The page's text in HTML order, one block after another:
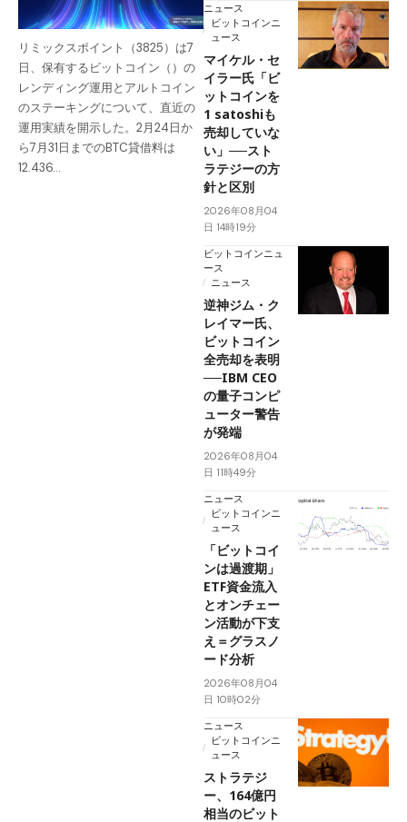
リミックスポイント（3825）は7
日、保有するビットコイン（）の
レンディング運用とアルトコイン
のステーキングについて、直近の
運用実績を開示した。2月24日か
ら7月31日までのBTC貸借料は
12.436…
ニュース
ビットコインニ
ュース
マイケル・セ
イラー氏「ビ
ットコインを
1 satoshiも
売却していな
い」──スト
ラテジーの方
針と区別
2026年08月04
日 14時19分
ビットコインニュ
ース
ニュース
逆神ジム・ク
レイマー氏、
ビットコイン
全売却を表明
──IBM CEO
の量子コンピ
ューター警告
が発端
2026年08月04
日 11時49分
ニュース
ビットコインニ
ュース
「ビットコイ
ンは過渡期」
ETF資金流入
とオンチェー
ン活動が下支
え＝グラスノ
ード分析
2026年08月04
日 10時02分
ニュース
ビットコインニ
ュース
ストラテジ
ー、164億円
相当のビット